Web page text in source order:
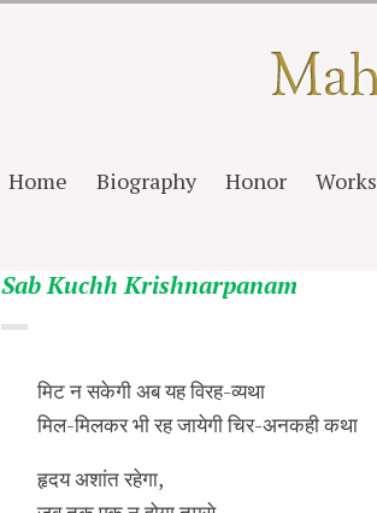
Home Biography Honor Works
Sab Kuchh Krishnarpanam
मिट न सकेगी अब यह विरह-व्यथा
मिल-मिलकर भी रह जायेगी चिर-अनकही कथा
हृदय अशांत रहेगा,